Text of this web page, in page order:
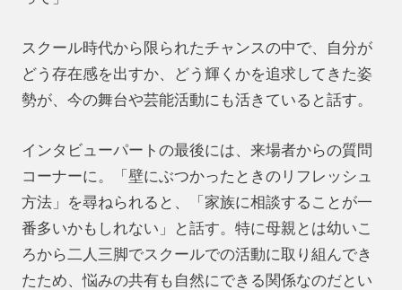
スクール時代から限られたチャンスの中で、自分が
どう存在感を出すか、どう輝くかを追求してきた姿
勢が、今の舞台や芸能活動にも活きていると話す。
インタビューパートの最後には、来場者からの質問
コーナーに。「壁にぶつかったときのリフレッシュ
方法」を尋ねられると、「家族に相談することが一
番多いかもしれない」と話す。特に母親とは幼いこ
ろから二人三脚でスクールでの活動に取り組んでき
たため、悩みの共有も自然にできる関係なのだとい